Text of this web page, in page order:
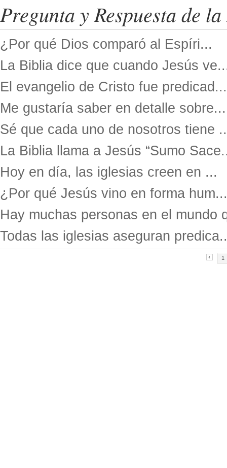
Pregunta y Respuesta de
¿Por qué Dios comparó al Espíri...
La Biblia dice que cuando Jesús
El evangelio de Cristo fue predicad...
Me gustaría saber en detalle sobre...
Sé que cada uno de nosotros tiene
La Biblia llama a Jesús “Sumo
Hoy en día, las iglesias creen en ...
¿Por qué Jesús vino en forma hum...
Hay muchas personas en el mundo
Todas las iglesias aseguran
1